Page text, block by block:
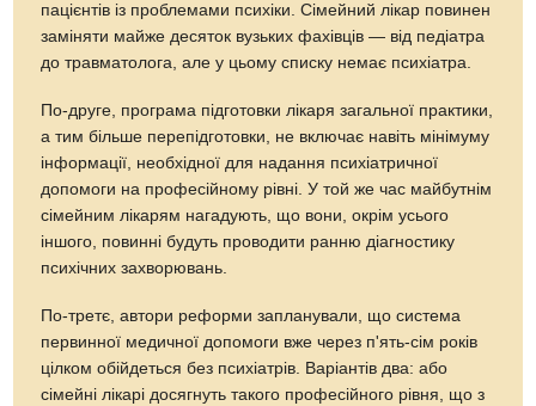
пацієнтів із проблемами психіки. Сімейний лікар повинен
заміняти майже десяток вузьких фахівців — від педіатра
до травматолога, але у цьому списку немає психіатра.
По-друге, програма підготовки лікаря загальної практики,
а тим більше перепідготовки, не включає навіть мінімуму
інформації, необхідної для надання психіатричної
допомоги на професійному рівні. У той же час майбутнім
сімейним лікарям нагадують, що вони, окрім усього
іншого, повинні будуть проводити ранню діагностику
психічних захворювань.
По-третє, автори реформи запланували, що система
первинної медичної допомоги вже через п'ять-сім років
цілком обійдеться без психіатрів. Варіантів два: або
сімейні лікарі досягнуть такого професійного рівня, що з